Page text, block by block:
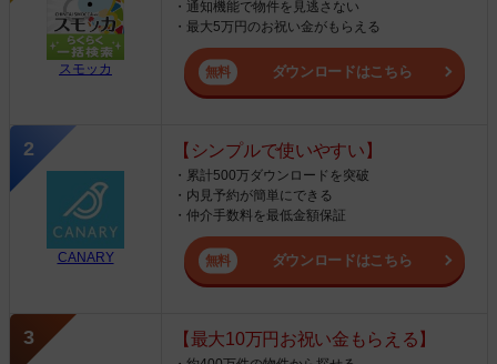
スモッカ
・通知機能で物件を見逃さない
・最大5万円のお祝い金がもらえる
ダウンロードはこちら
CANARY
【シンプルで使いやすい】
・累計500万ダウンロードを突破
・内見予約が簡単にできる
・仲介手数料を最低金額保証
ダウンロードはこちら
【最大10万円お祝い金もらえる】